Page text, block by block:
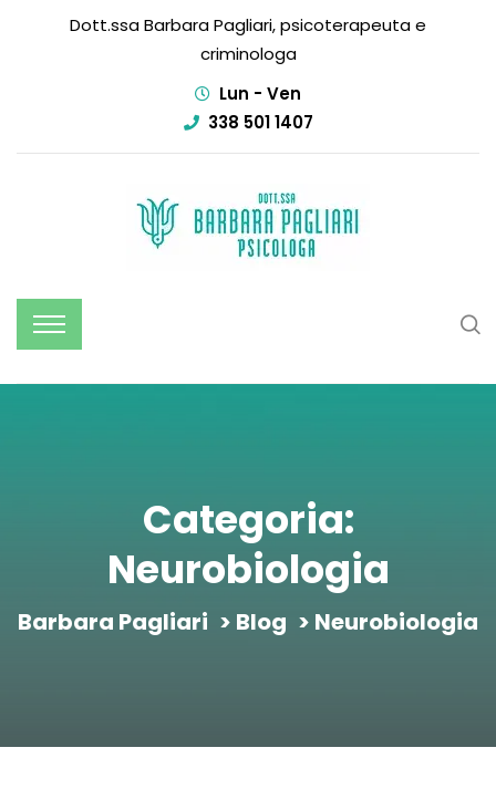
Dott.ssa Barbara Pagliari, psicoterapeuta e
criminologa
Lun - Ven
338 501 1407
Categoria:
Neurobiologia
Barbara Pagliari > Blog > Neurobiologia